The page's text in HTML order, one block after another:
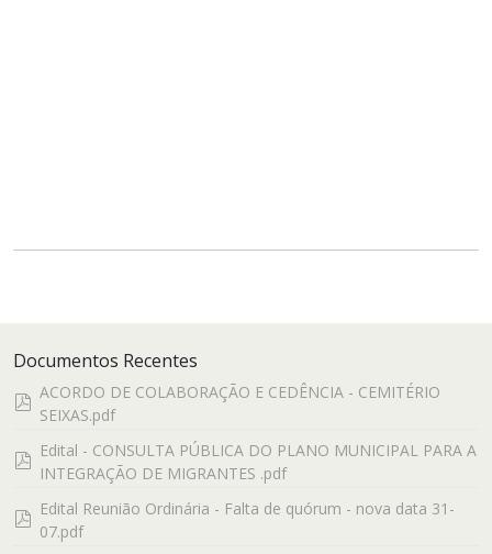
Documentos Recentes
pdf
ACORDO DE COLABORAÇÃO E CEDÊNCIA - CEMITÉRIO
SEIXAS.pdf
pdf
Edital - CONSULTA PÚBLICA DO PLANO MUNICIPAL PARA A
INTEGRAÇÃO DE MIGRANTES .pdf
pdf
Edital Reunião Ordinária - Falta de quórum - nova data 31-
07.pdf